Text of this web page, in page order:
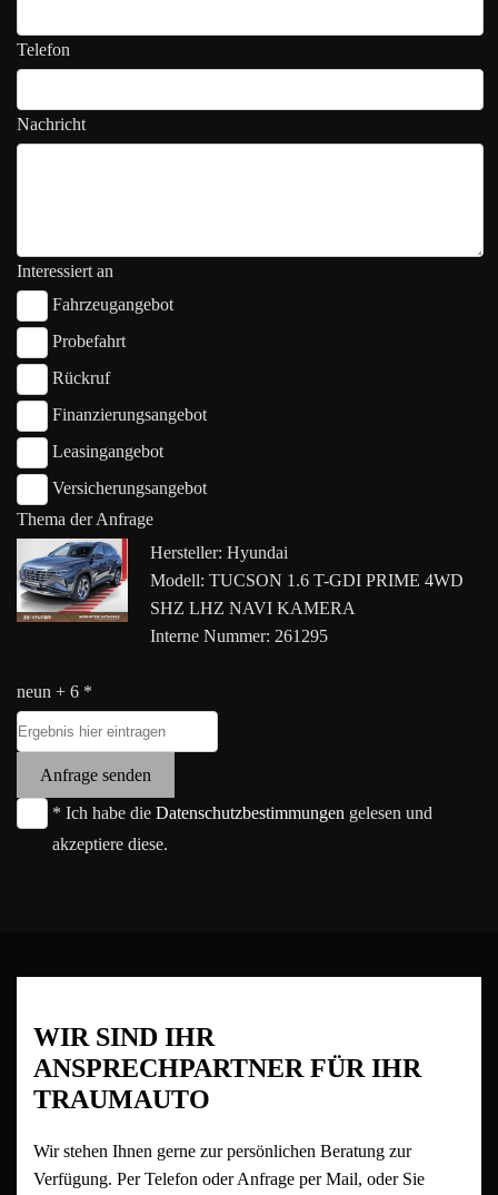
Telefon
Nachricht
Interessiert an
Fahrzeugangebot
Probefahrt
Rückruf
Finanzierungsangebot
Leasingangebot
Versicherungsangebot
Thema der Anfrage
Hersteller: Hyundai
Modell: TUCSON 1.6 T-GDI PRIME 4WD
SHZ LHZ NAVI KAMERA
Interne Nummer: 261295
neun + 6 *
Anfrage senden
* Ich habe die Datenschutzbestimmungen gelesen und
akzeptiere diese.
WIR SIND IHR
ANSPRECHPARTNER FÜR IHR
TRAUMAUTO
Wir stehen Ihnen gerne zur persönlichen Beratung zur
Verfügung. Per Telefon oder Anfrage per Mail, oder Sie